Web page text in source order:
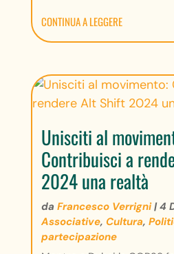
CONTINUA A LEGGERE
Unisciti al
Contribuisci a
2024 una realtà
da Francesco Verrigni|4
Associative, Cultura,
partecipazione